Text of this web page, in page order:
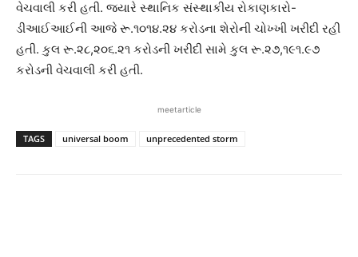
વેચવાલી કરી હતી. જ્યારે સ્થાનિક સંસ્થાકીય રોકાણકારો-
ડીઆઈઆઈની આજે રૂ.૧૦૧૪.૨૪ કરોડના શેરોની ચોખ્ખી ખરીદી રહી
હતી. કુલ રૂ.૨૮,૨૦૬.૨૧ કરોડની ખરીદી સામે કુલ રૂ.૨૭,૧૯૧.૯૭
કરોડની વેચવાલી કરી હતી.
meetarticle
TAGS universal boom unprecedented storm